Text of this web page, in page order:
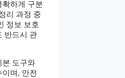
확하게 구분
리 과정 중
정보 보호
반드시 관
본 도구와
며, 안전